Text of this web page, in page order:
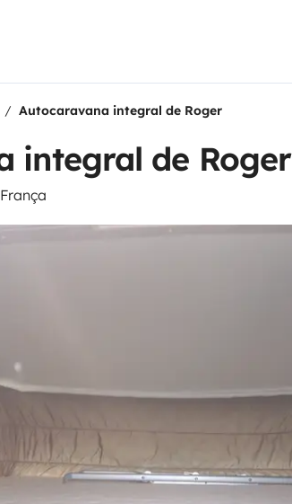
Autocaravana integral de Roger
integral de Roger